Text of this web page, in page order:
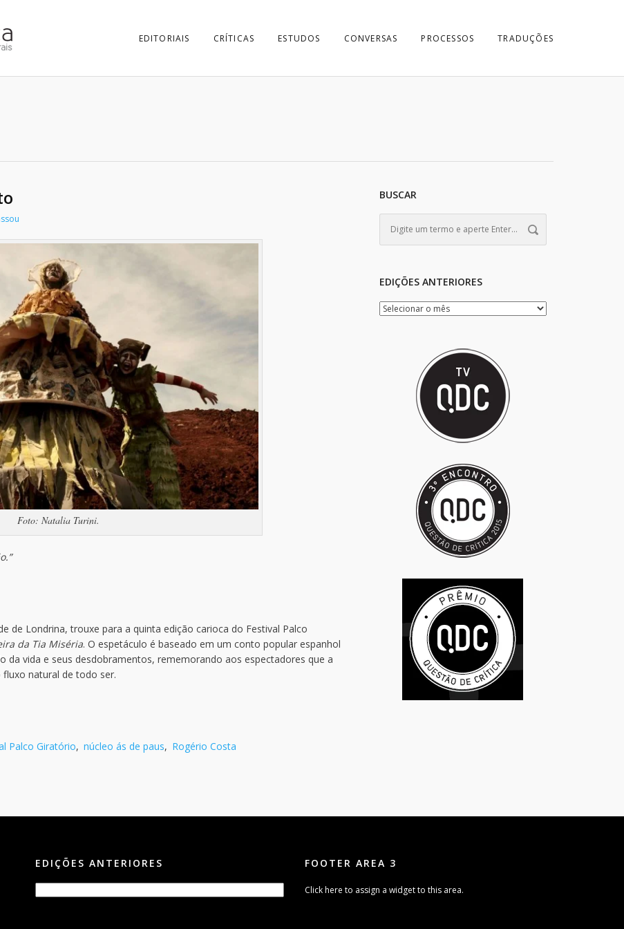
EDITORIAIS CRÍTICAS ESTUDOS CONVERSAS PROCESSOS TRADUÇÕES
Foto: Natalia Turini.
de Londrina, trouxe para a quinta edição carioca do Festival Palco
da Tia Miséria. O espetáculo é baseado em um conto popular espanhol
vida e seus desdobramentos, rememorando aos espectadores que a
natural de todo ser.
Palco Giratório, núcleo ás de paus, Rogério Costa
BUSCAR
EDIÇÕES ANTERIORES
EDIÇÕES ANTERIORES FOOTER AREA 3
Click here to assign a widget to this area.